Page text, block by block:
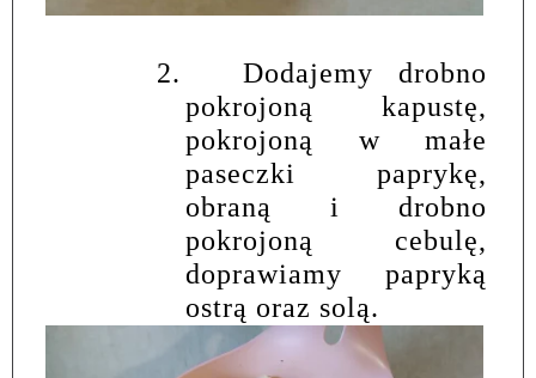
2.
Dodajemy drobno
pokrojoną kapustę,
pokrojoną w małe
paseczki paprykę,
obraną i drobno
pokrojoną cebulę,
doprawiamy papryką
ostrą oraz solą.